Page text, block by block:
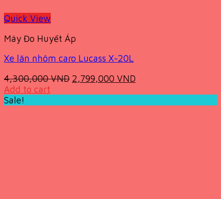
Quick View
Máy Đo Huyết Áp
Xe lăn nhôm caro Lucass X-20L
4,300,000VND Original
2,799,000 VND
Add to cart
Sale!